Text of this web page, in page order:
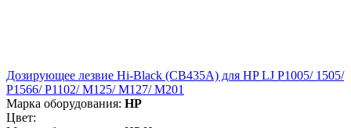
Дозирующее лезвие Hi-Black (CB435A) для HP LJ P1005/ 1505/
P1566/ P1102/ M125/ M127/ M201
Марка оборудования: HP
Цвет: